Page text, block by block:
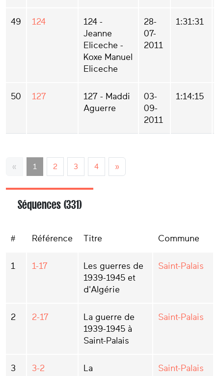
49 124
124 -
Jeanne
Eliceche -
Koxe Manuel
Eliceche
28-
07-
2011
1:31:31
50 127
127 - Maddi
Aguerre
03-
09-
2011
1:14:15
« 1 2 3 4 »
Séquences (331)
# Référence Titre Commune
1 1-17
Les guerres de
1939-1945 et
d'Algérie
Saint-Palais
2 2-17
La guerre de
1939-1945 à
Saint-Palais
Saint-Palais
3 3-2
La
Saint-Palais